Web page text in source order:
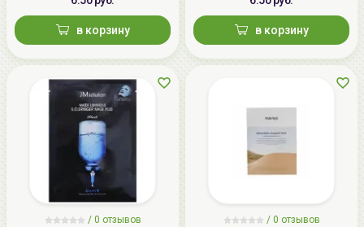
в корзину в корзину
/ 0 отзывов
/ 0 отзывов